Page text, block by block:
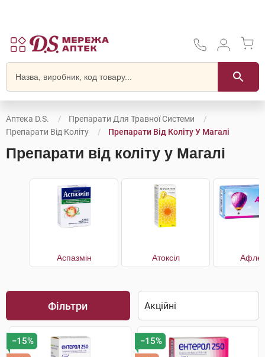
Аптека D.S.
Препарати Для Травної Системи
Препарати Від Коліту
Препарати Від Коліту У Магалі
Препарати від коліту у Магалі
Аспазмін Атоксіл
Фільтри
−15% −15%